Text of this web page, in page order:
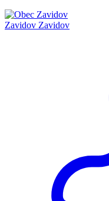
Zavidov Zavidov